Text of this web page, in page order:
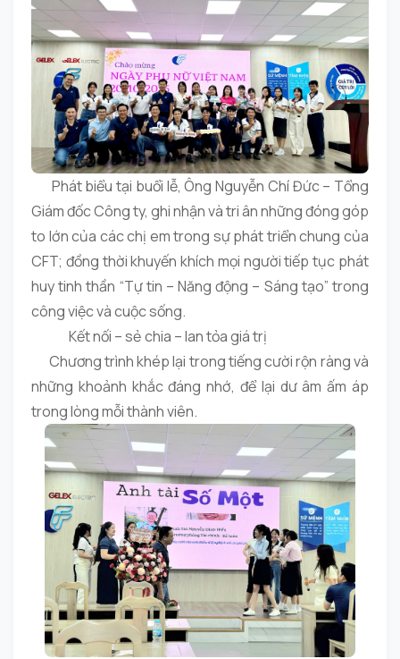
Phát biểu tại buổi lễ, Ông Nguyễn Chí Đức – Tổng
Giám đốc Công ty, ghi nhận và tri ân những đóng góp
to lớn của các chị em trong sự phát triển chung của
CFT; đồng thời khuyến khích mọi người tiếp tục phát
huy tinh thần “Tự tin – Năng động – Sáng tạo” trong
công việc và cuộc sống.
Kết nối – sẻ chia – lan tỏa giá trị
Chương trình khép lại trong tiếng cười rộn ràng và
những khoảnh khắc đáng nhớ, để lại dư âm ấm áp
trong lòng mỗi thành viên.